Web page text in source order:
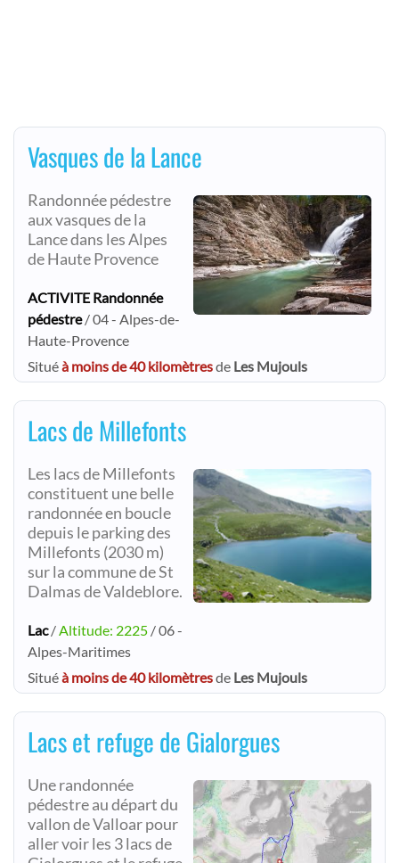
Vasques de la Lance
Randonnée pédestre
aux vasques de la
Lance dans les Alpes
de Haute Provence
ACTIVITE Randonnée
pédestre/ 04 - Alpes-de-
Haute-Provence
Situéà moins de 40 kilomètresde Les Mujouls
Lacs de Millefonts
Les lacs de Millefonts
constituent une belle
randonnée en boucle
depuis le parking des
Millefonts (2030 m)
sur la commune de St
Dalmas de Valdeblore.
Lac/Altitude: 2225 / 06 -
Alpes-Maritimes
Situéà moins de 40 kilomètresde Les Mujouls
Lacs et refuge de Gialorgues
Une randonnée
pédestre au départ du
vallon de Valloar pour
aller voir les 3 lacs de